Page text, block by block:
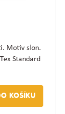
Motiv slon.
Standard
KOŠÍKU